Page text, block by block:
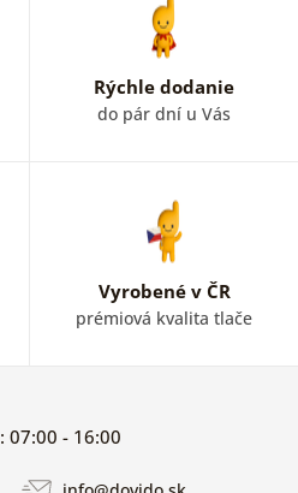
Rýchle dodanie
do pár dní u Vás
Vyrobené v ČR
prémiová kvalita tlače
07:00 - 16:00